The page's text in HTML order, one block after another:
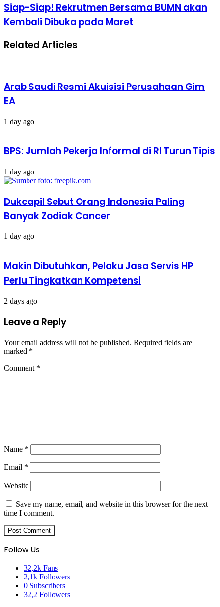
Uang
Gajian
ke
Rekening
Berbeda
Siap-
Siap!
Rekrutmen
BUMN
akan
Maret
Siap-Siap! Rekrutmen Bersama BUMN akan
Kembali Dibuka pada Maret
Related Articles
Arab Saudi Resmi Akuisisi Perusahaan Gim
EA
1 day ago
BPS: Jumlah Pekerja Informal di RI Turun Tipis
1 day ago
Dukcapil Sebut Orang Indonesia Paling
Banyak Zodiak Cancer
1 day ago
Makin Dibutuhkan, Pelaku Jasa Servis HP
Perlu Tingkatkan Kompetensi
2 days ago
Leave a Reply
Your email address will not be published. Required fields are
marked *
Comment *
Name *
Email *
Website
Save my name, email, and website in this browser for the next
time I comment.
Follow Us
32,2k Fans
2,1k Followers
0 Subscribers
32,2 Followers